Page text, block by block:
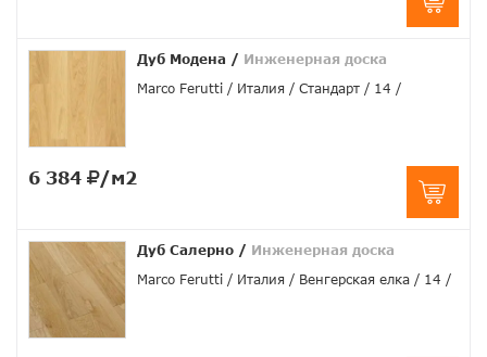
Дуб Модена / Инженерная доска
Marco Ferutti
Италия Стандарт 14
6 384 /м2
Дуб Салерно / Инженерная доска
Marco Ferutti
Италия Венгерская елка 14